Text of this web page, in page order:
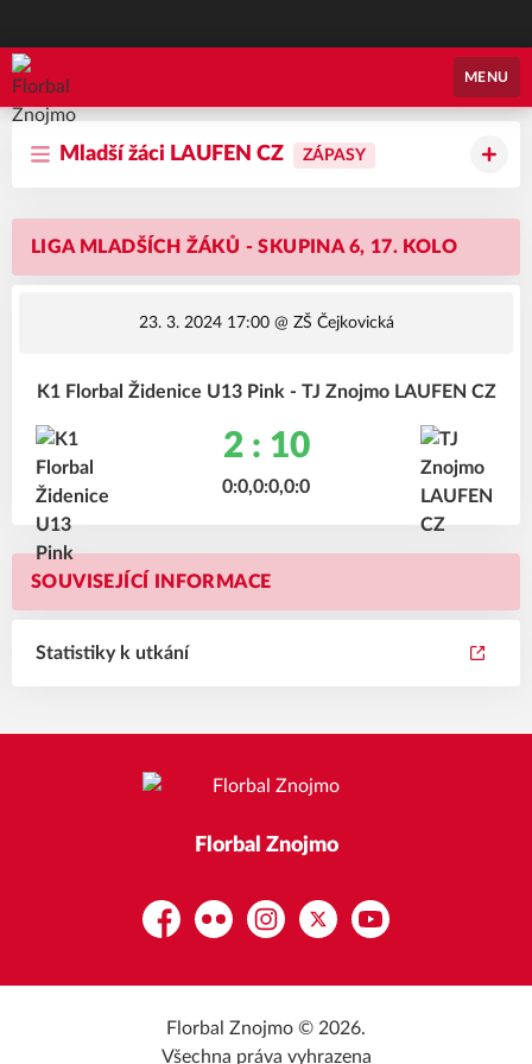
Florbal Znojmo
MENU
Mladší žáci LAUFEN CZ ZÁPASY
LIGA MLADŠÍCH ŽÁKŮ - SKUPINA 6, 17. KOLO
23. 3. 2024 17:00@ ZŠ Čejkovická
K1 Florbal Židenice U13 Pink - TJ Znojmo LAUFEN CZ
2 : 10
0:0,0:0,0:0
SOUVISEJÍCÍ INFORMACE
Statistiky k utkání
Florbal Znojmo
FacebookFlickr InstagramPlatform X
YouTube
Florbal Znojmo © 2026.
Všechna práva vyhrazena